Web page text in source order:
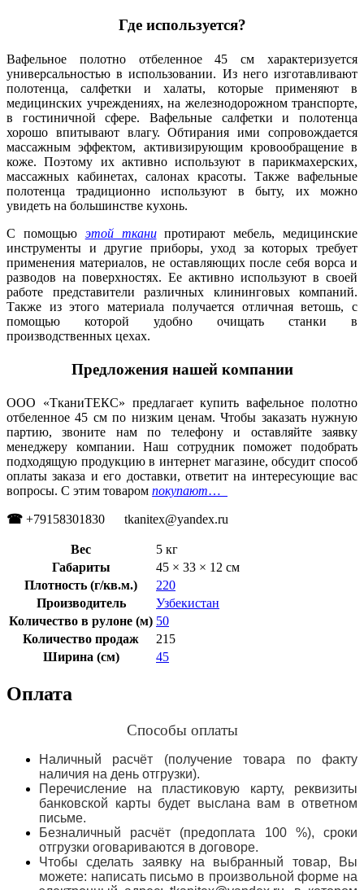
Где используется?
Вафельное полотно отбеленное 45 см характеризуется
универсальностью в использовании. Из него изготавливают
полотенца, салфетки и халаты, которые применяют в
медицинских учреждениях, на железнодорожном транспорте,
в гостиничной сфере. Вафельные салфетки и полотенца
хорошо впитывают влагу. Обтирания ими сопровождается
массажным эффектом, активизирующим кровообращение в
коже. Поэтому их активно используют в парикмахерских,
массажных кабинетах, салонах красоты. Также вафельные
полотенца традиционно используют в быту, их можно
увидеть на большинстве кухонь.
С помощью этой тканипротирают мебель, медицинские
инструменты и другие приборы, уход за которых требует
применения материалов, не оставляющих после себя ворса и
разводов на поверхностях. Ее активно используют в своей
работе представители различных клининговых компаний.
Также из этого материала получается отличная ветошь, с
помощью которой удобно очищать станки в
производственных цехах.
Предложения нашей компании
ООО «ТканиТЕКС» предлагает купить вафельное полотно
отбеленное 45 см по низким ценам. Чтобы заказать нужную
партию, звоните нам по телефону и оставляйте заявку
менеджеру компании. Наш сотрудник поможет подобрать
подходящую продукцию в интернет магазине, обсудит способ
оплаты заказа и его доставки, ответит на интересующие вас
вопросы. С этим товаром покупают…
☎ +79158301830 tkanitex@yandex.ru
Вес
5 кг
Габариты
45 × 33 × 12 см
Плотность (г/кв.м.)
220
Производитель
Узбекистан
Количество в рулоне (м) 50
Количество продаж
215
Ширина (см)
45
Оплата
Способы оплаты
Наличный расчёт (получение товара по факту
наличия на день отгрузки).
Перечисление на пластиковую карту, реквизиты
банковской карты будет выслана вам в ответном
письме.
Безналичный расчёт (предоплата 100 %), сроки
отгрузки оговариваются в договоре.
Чтобы сделать заявку на выбранный товар, Вы
можете: написать письмо в произвольной форме на